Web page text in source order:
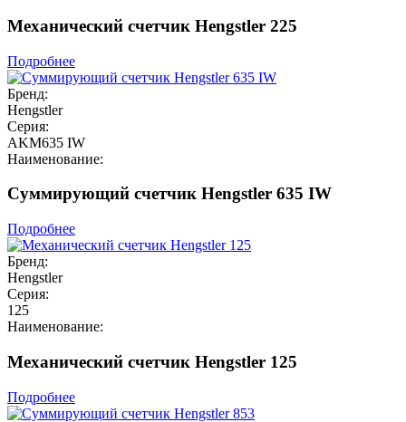
Механический счетчик Hengstler 225
Подробнее
Бренд:
Hengstler
Серия:
AKM635 IW
Наименование:
Суммирующий счетчик Hengstler 635 IW
Подробнее
Бренд:
Hengstler
Серия:
125
Наименование:
Механический счетчик Hengstler 125
Подробнее